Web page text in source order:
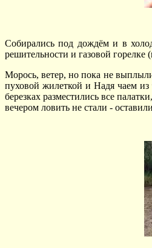
Собирались под дождём и в
решительности и газовой горелке
Морось, ветер, но пока не
пуховой жилеткой и Надя чаем из
березках разместились все
вечером ловить не стали -